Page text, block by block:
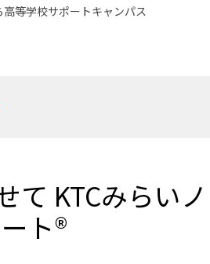
等学校サポートキャンパス
て KTCみらいノ
ート®